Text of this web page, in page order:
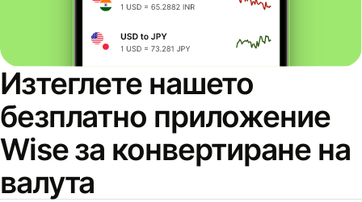
Изтеглете нашето
безплатно приложение
Wise за конвертиране на
валута